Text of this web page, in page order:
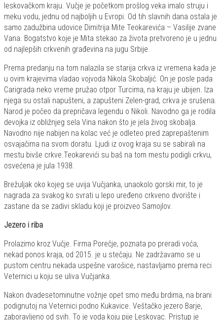
leskovačkom kraju. Vučje je početkom prošlog veka imalo struju i
meku vodu, jednu od najboljih u Evropi. Od tih slavnih dana ostala je
samo zadužbina udovice Dimitrija Mite Teokarevića – Vasilije zvane
Vana. Bogatstvo koje je Mita stekao za života pretvoreno je u jednu
od najlepših crkvenih građevina na jugu Srbije.
Prema predanju na tom nalazila se starija crkva iz vremena kada je
u ovim krajevima vladao vojvoda Nikola Skobaljić. On je posle pada
Carigrada neko vreme pružao otpor Turcima, na kraju je ubijen. Iza
njega su ostali napušteni, a zapušteni Zelen-grad, crkva je srušena.
Narod je počeo da prepričava legendu o Nikoli. Navodno ga je rodila
devojka iz obližnjeg sela Vina nakon što je jela živog skobalja.
Navodno nije nabijen na kolac već je odleteo pred zaprepaštenim
osvajačima na svom doratu. Ljudi iz ovog kraja su se sabirali na
mestu bivše crkve.Teokarevići su baš na tom mestu podigli crkvu,
osvećena je jula 1938.
Brežuljak oko kojeg se uvija Vučjanka, unaokolo gorski mir, to je
nagrada za svakog ko svrati u lepo uređeno crkveno dvorište i
zastane da se zadivi skladu koji je proizveo Samojlov.
Jezero i riba
Prolazimo kroz Vučje. Firma Porečje, poznata po preradi voća,
nekad ponos kraja, od 2015. je u stečaju. Ne zadržavamo se u
pustom centru nekada uspešne varošice, nastavljamo prema reci
Veternici u koju se uliva Vučjanka.
Nakon dvadesetominutne vožnje opet smo među brdima, na brani
podignutoj na Veternici podno Kukavice. Veštačko jezero Barje,
zaboravljeno od svih. To je voda koju pije Leskovac. Pristup je